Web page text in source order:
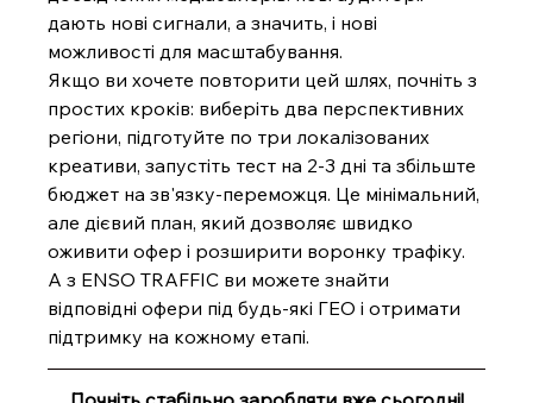
дають нові сигнали, а значить, і нові
можливості для масштабування.
Якщо ви хочете повторити цей шлях, почніть з
простих кроків: виберіть два перспективних
регіони, підготуйте по три локалізованих
креативи, запустіть тест на 2-3 дні та збільште
бюджет на зв'язку-переможця. Це мінімальний,
але дієвий план, який дозволяє швидко
оживити офер і розширити воронку трафіку.
А з ENSO TRAFFIC ви можете знайти
відповідні офери під будь-які ГЕО і отримати
підтримку на кожному етапі.